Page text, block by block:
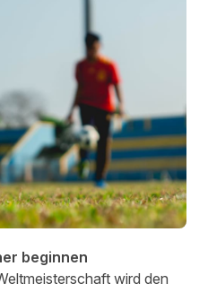
beginnen
wird den